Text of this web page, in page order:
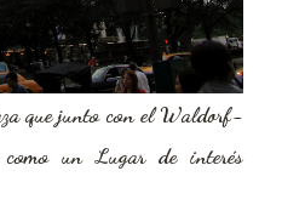
que junto con el Waldorf-
como un Lugar de interés